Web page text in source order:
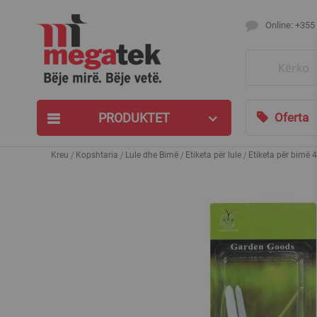
Online:
PRODUKTET Oferta
Kreu Kopshtaria Lule dhe Bimë Etiketa për lule Etiketa për bimë